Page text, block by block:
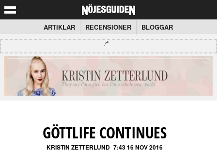
ARTIKLAR RECENSIONER BLOGGAR
GÖTTLIFE CONTINUES
KRISTIN ZETTERLUND 7:43 16 NOV 2016